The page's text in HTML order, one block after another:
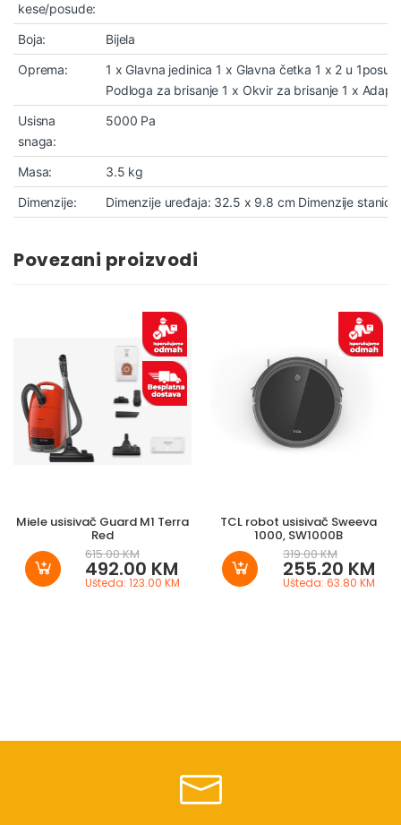
kese/posude:
Boja:
Bijela
Oprema:
1 x Glavna jedinica 1 x Glavna četka 1 x 2 u
Podloga za brisanje 1 x Okvir za brisanje 1 x
Usisna
snaga:
5000 Pa
Masa:
3.5 kg
Dimenzije:
Dimenzije uređaja: 32.5 x 9.8 cm Dimenzije
Povezani proizvodi
Miele usisivač Guard M1 Terra
Red
615.00 KM
492.00 KM
Ušteda: 123.00 KM
TCL robot usisivač Sweeva
1000, SW1000B
319.00 KM
255.20 KM
Ušteda: 63.80 KM